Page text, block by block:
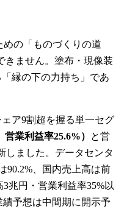
の「ものづくりの道
きません。塗布・現像装
縁の下の力持ち」であ
ア9割超を握る単一セグ
業利益率25.6%）
と営
しました。データセンタ
90.2%、国内売上高は前
兆円・営業利益率35%以
績予想は中間期に開示予